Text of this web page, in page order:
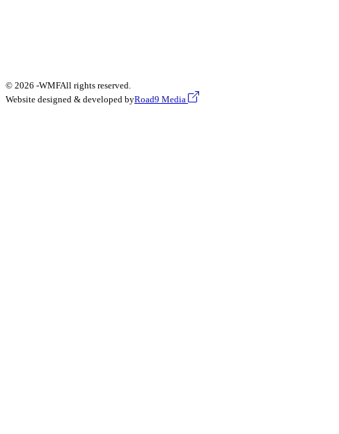
© 2026 -WMFAll rights reserved.
Website designed & developed byRoad9 Media